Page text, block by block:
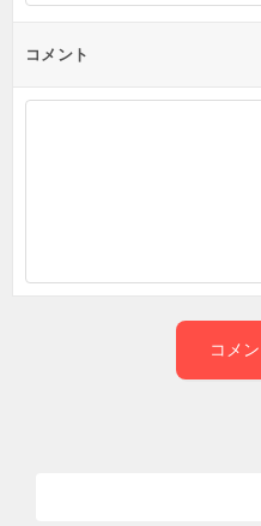
コメント